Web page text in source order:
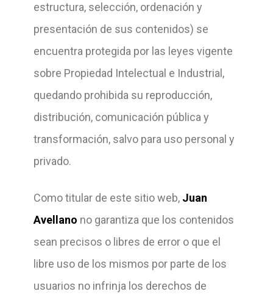
estructura, selección, ordenación y
presentación de sus contenidos) se
encuentra protegida por las leyes vigente
sobre Propiedad Intelectual e Industrial,
quedando prohibida su reproducción,
distribución, comunicación pública y
transformación, salvo para uso personal y
privado.
Como titular de este sitio web, Juan
Avellano no garantiza que los contenidos
sean precisos o libres de error o que el
libre uso de los mismos por parte de los
usuarios no infrinja los derechos de